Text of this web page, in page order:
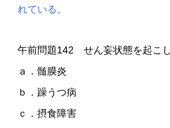
れている。
午前問題142 せん妄状態を起こし
ａ．髄膜炎
ｂ．躁うつ病
ｃ．摂食障害